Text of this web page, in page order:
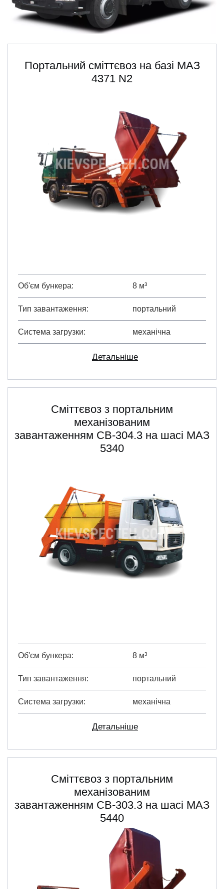
ru ua
Портальний сміттєвоз на базі МАЗ
4371 N2
Об'єм бункера 8 м³
Тип завантаження портальний
Система загрузки механічна
Детальніше
Сміттєвоз з портальним
механізованим
завантаженням СВ-304.3 на шасі МАЗ
5340
Об'єм бункера 8 м³
Тип завантаження портальний
Система загрузки механічна
Детальніше
Сміттєвоз з портальним
механізованим
завантаженням СВ-303.3 на шасі МАЗ
5440